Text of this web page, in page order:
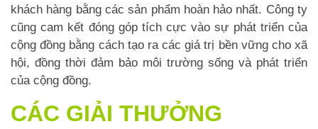
khách hàng bằng các sản phẩm hoàn hảo nhất. Công ty
cũng cam kết đóng góp tích cực vào sự phát triển của
cộng đồng bằng cách tạo ra các giá trị bền vững cho xã
hội, đồng thời đảm bảo môi trường sống và phát triển
của cộng đồng.
CÁC GIẢI THƯỞNG